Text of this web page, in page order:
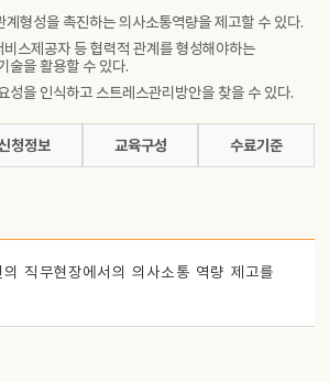
형성을 촉진하는 의사소통역량을 제고할 수 있다.
스제공자 등 협력적 관계를 형성해야하는
술을 활용할 수 있다.
성을 인식하고 스트레스관리방안을 찾을 수 있다.
청정보 교육구성 수료기준
의 직무현장에서의 의사소통 역량 제고를